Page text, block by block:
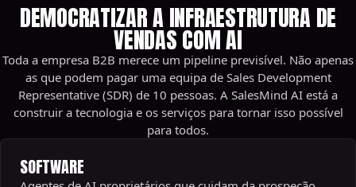
DEMOCRATIZAR A INFRAESTRUTURA DE
VENDAS COM AI
Toda a empresa B2B merece um pipeline previsível. Não apenas
as que podem pagar uma equipa de Sales Development
Representative (SDR) de 10 pessoas. A SalesMind AI está a
construir a tecnologia e os serviços para tornar isso possível
para todos.
SOFTWARE